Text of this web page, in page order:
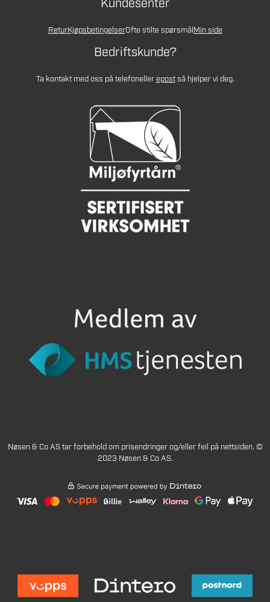
Kundesenter
ReturKjøpsbetingelserOfte stilte spørsmålMin side
Bedriftskunde?
Ta kontakt med oss på telefonellerepostså hjelper vi deg.
Nøsen & Co AS tar forbehold om prisendringer og/eller feil på nettsiden. ©
2023 Nøsen & Co AS.